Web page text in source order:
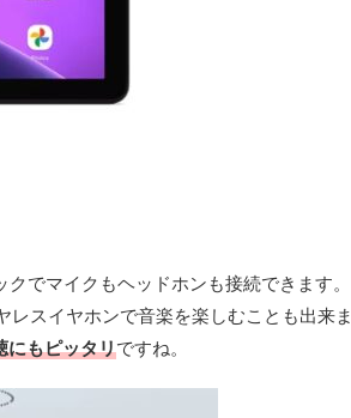
でマイクもヘッドホンも接続できます。
スイヤホンで音楽を楽しむことも出来ま
にもピッタリですね。